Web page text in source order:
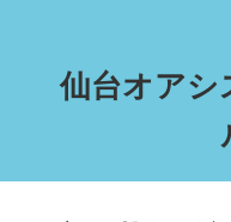
仙台オア